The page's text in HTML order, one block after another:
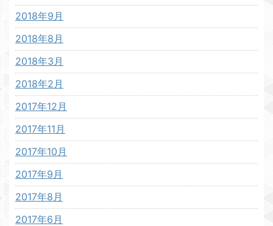
2018年9月
2018年8月
2018年3月
2018年2月
2017年12月
2017年11月
2017年10月
2017年9月
2017年8月
2017年6月